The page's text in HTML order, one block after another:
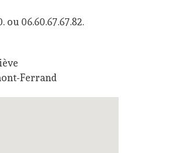
ou 06.60.67.67.82.
Ferrand